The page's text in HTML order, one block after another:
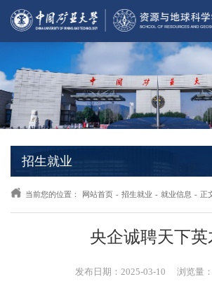
招生就业
当前您的位置： 网站首页 - 招生就业 - 就业信息 - 正
央企诚聘天下英
发布日期：2025-03-10 浏览量：